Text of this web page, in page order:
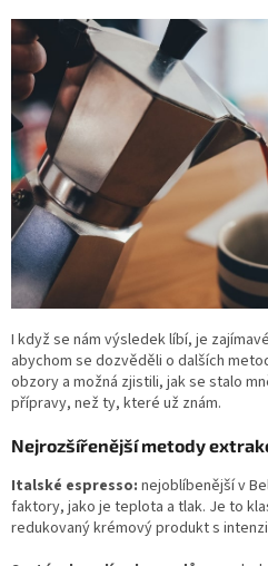
I když se nám výsledek líbí, je
abychom se dozvěděli o dalších
obzory a možná zjistili, jak se stalo
přípravy, než ty, které už znám.
Nejrozšířenější metody
Italské espresso: nejoblíbenější v
faktory, jako je teplota a tlak. Je to
redukovaný krémový produkt s